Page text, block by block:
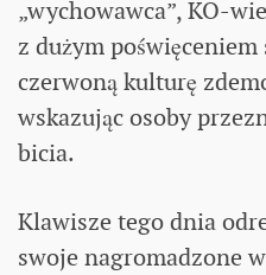
„wychowawca”, KO-
z dużym poświęceniem
czerwoną kulturę
wskazując osoby
bicia.
Klawisze tego dnia
swoje nagromadzone